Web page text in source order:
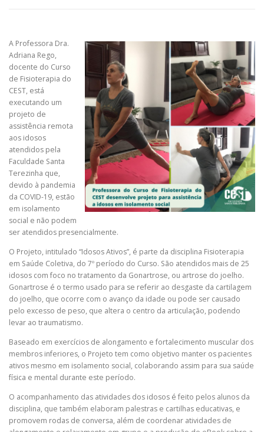
A Professora Dra.
Adriana Rego,
docente do Curso
de Fisioterapia do
CEST, está
executando um
projeto de
assistência remota
aos idosos
atendidos pela
Faculdade Santa
Terezinha que,
devido à pandemia
da COVID-19, estão
em isolamento
social e não podem
ser atendidos presencialmente.
O Projeto, intitulado “Idosos Ativos”, é parte da disciplina Fisioterapia
em Saúde Coletiva, do 7º período do Curso. São atendidos mais de 25
idosos com foco no tratamento da Gonartrose, ou artrose do joelho.
Gonartrose é o termo usado para se referir ao desgaste da cartilagem
do joelho, que ocorre com o avanço da idade ou pode ser causado
pelo excesso de peso, que altera o centro da articulação, podendo
levar ao traumatismo.
Baseado em exercícios de alongamento e fortalecimento muscular dos
membros inferiores, o Projeto tem como objetivo manter os pacientes
ativos mesmo em isolamento social, colaborando assim para sua saúde
física e mental durante este período.
O acompanhamento das atividades dos idosos é feito pelos alunos da
disciplina, que também elaboram palestras e cartilhas educativas, e
promovem rodas de conversa, além de coordenar atividades de